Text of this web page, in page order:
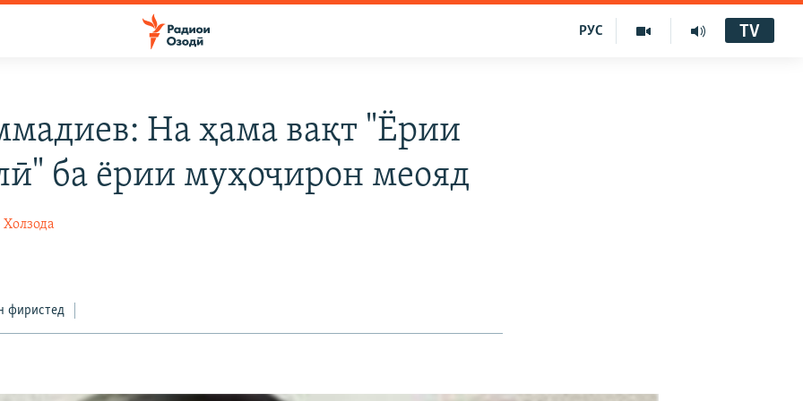
РУС TV
На ҳама вақт "Ёрии
ба ёрии муҳоҷирон меояд
фиристед